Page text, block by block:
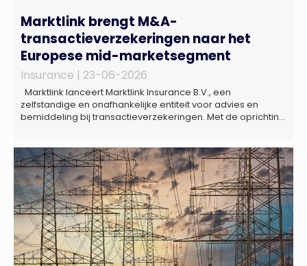
Marktlink brengt M&A-
transactieverzekeringen naar het
Europese mid-marketsegment
Insurance | 23-06-2026
Marktlink lanceert Marktlink Insurance B.V., een
zelfstandige en onafhankelijke entiteit voor advies en
bemiddeling bij transactieverzekeringen. Met de oprichting
overnames verder uit. Naast M&A-advies kunnen
ondernemers, investeerders en dealteams vanaf nu ook
terecht voor ondersteuning op het gebied […]